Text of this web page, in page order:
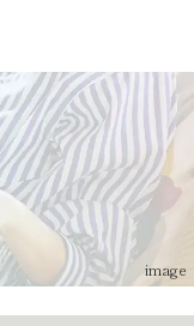
国ケ丘の価値
ロケーション
M・低炭素
ブランド
物件概要
image